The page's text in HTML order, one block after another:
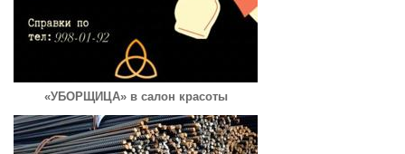
«УБОРЩИЦА» в салон красоты